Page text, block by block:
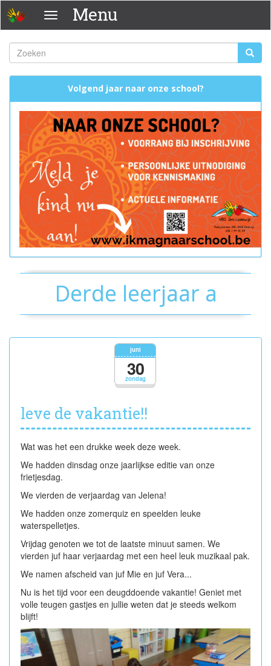
Overslaan
en
naar
de
inhoud
gaan
Menu Menu
Zoekveld
Zoeken
Volgend jaar naar onze school?
Derde leerjaar a
zondag
juni
30
leve de vakantie!!
Wat was het een drukke week deze week.
We hadden dinsdag onze jaarlijkse editie van onze
frietjesdag.
We vierden de verjaardag van Jelena!
We hadden onze zomerquiz en speelden leuke
waterspelletjes.
Vrijdag genoten we tot de laatste minuut samen. We
vierden juf haar verjaardag met een heel leuk muzikaal pak.
We namen afscheid van juf Mie en juf Vera...
Nu is het tijd voor een deugddoende vakantie! Geniet met
volle teugen gastjes en jullie weten dat je steeds welkom
blijft!